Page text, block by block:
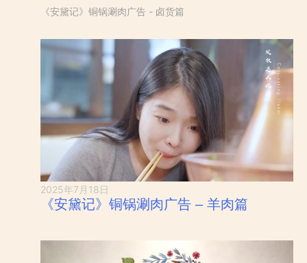
《安黛记》铜锅涮肉广告 - 卤货篇
2025年7月18日
《安黛记》铜锅涮肉广告 – 羊肉篇